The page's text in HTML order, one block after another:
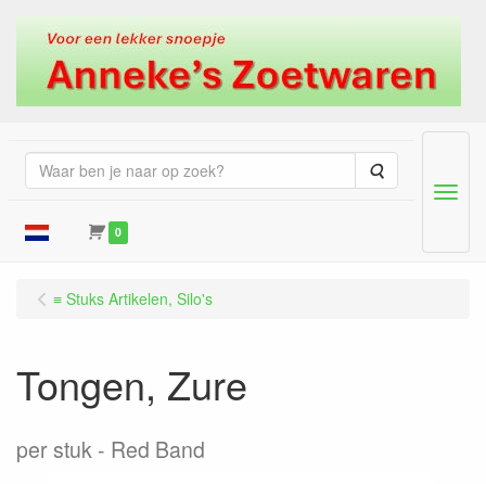
Zoeken
0
Menu
≡ Stuks Artikelen, Silo's
Tongen, Zure
per stuk Red Band